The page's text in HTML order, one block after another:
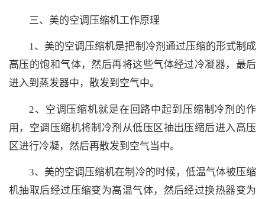
三、美的空调压缩机工作原理
1、美的空调压缩机是把制冷剂通过压缩的形式制成
高压的饱和气体，然后再将这些气体经过冷凝器，最后
进入到蒸发器中，散发到空气中。
2、空调压缩机就是在回路中起到压缩制冷剂的作
用，空调压缩机将制冷剂从低压区抽出压缩后进入高压
区进行冷凝，然后再散发到空气当中。
3、美的空调压缩机在制冷的时候，低温气体被压缩
机抽取后经过压缩变为高温气体，然后经过换热器变为